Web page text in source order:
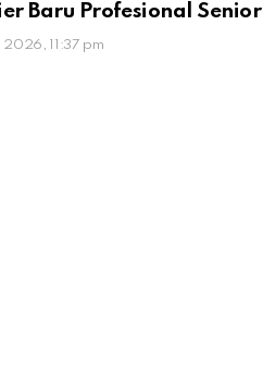
Baru Profesional Senior
2026, 11:37 pm